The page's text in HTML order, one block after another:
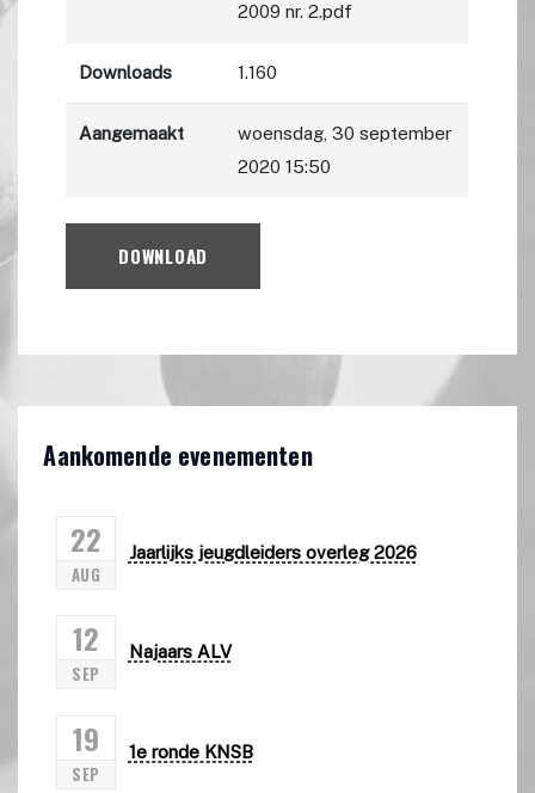
2009 nr. 2.pdf
Downloads 1.160
Aangemaakt
woensdag, 30 september
2020 15:50
DOWNLOAD
Aankomende evenementen
22
AUG
Jaarlijks jeugdleiders overleg 2026
12
SEP
Najaars ALV
19
SEP
1e ronde KNSB